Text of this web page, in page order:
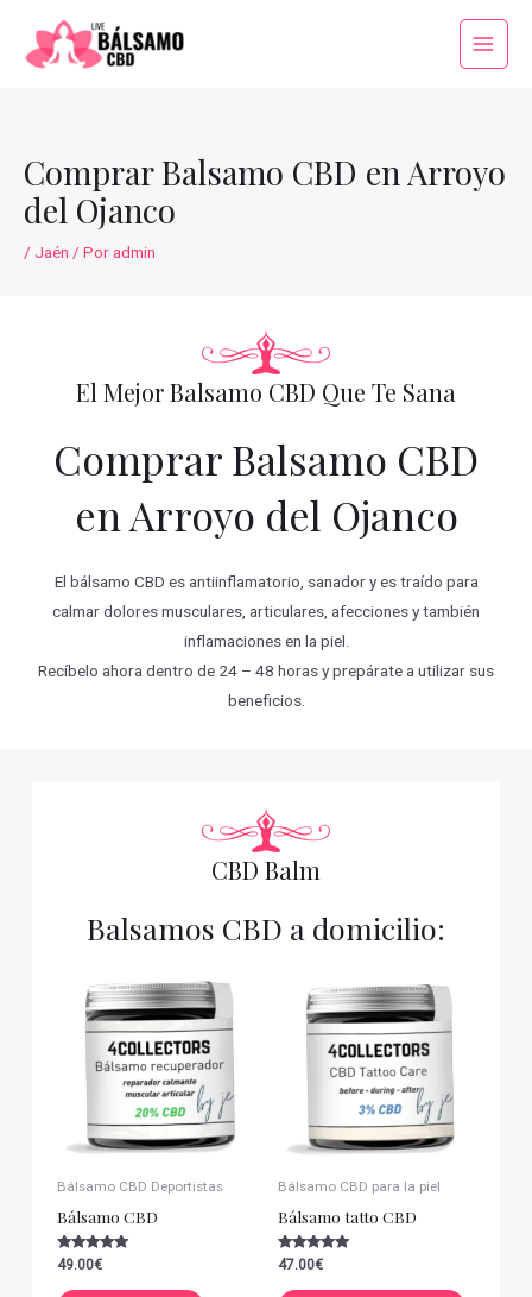
contenido
Main
Comprar Balsamo CBD en Arroyo
del Ojanco
/ Jaén / Poradmin
El Mejor Balsamo CBD Que Te Sana
Comprar Balsamo CBD
en Arroyo del Ojanco
El bálsamo CBD es antiinflamatorio, sanador y es traído para
calmar dolores musculares, articulares, afecciones y también
inflamaciones en la piel.
Recíbelo ahora dentro de 24 – 48 horas y prepárate a utilizar sus
beneficios.
CBD Balm
Balsamos CBD a domicilio:
Bálsamo CBD Deportistas
Bálsamo CBD
Valorado con
de 5
49.00€
Bálsamo CBD para la piel
Bálsamo tatto CBD
Valorado con
de 5
47.00€